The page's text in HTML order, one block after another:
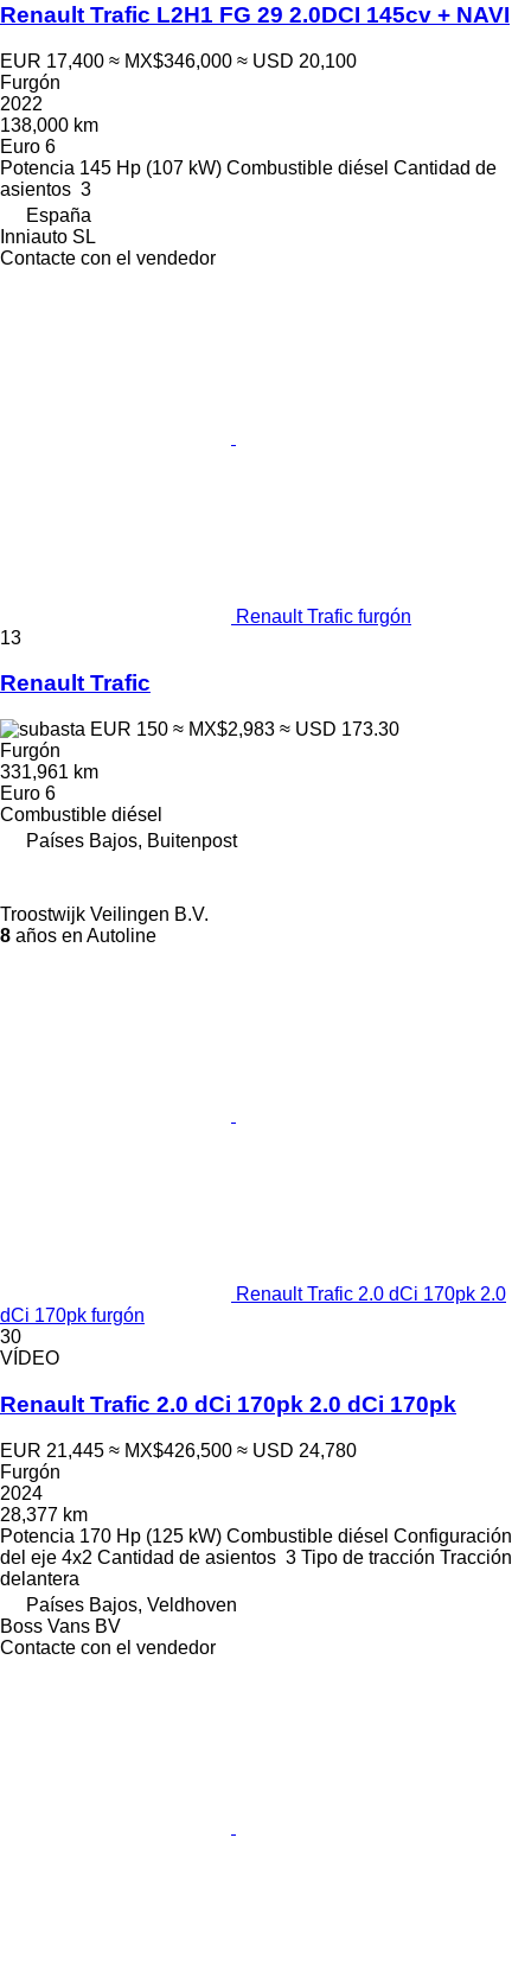
Renault Trafic L2H1 FG 29 2.0DCI 145cv + NAVI
EUR 17,400 ≈ MX$346,000 ≈ USD 20,100
Furgón
2022
138,000 km
Euro 6
Potencia 145 Hp (107 kW) Combustible diésel Cantidad de
asientos 3
España
Inniauto SL
Contacte con el vendedor
Renault Trafic furgón
13
Renault Trafic
EUR 150 ≈ MX$2,983 ≈ USD 173.30
Furgón
331,961 km
Euro 6
Combustible diésel
Países Bajos, Buitenpost
Troostwijk Veilingen B.V.
8 años en Autoline
Renault Trafic 2.0 dCi 170pk 2.0
dCi 170pk furgón
30
VÍDEO
Renault Trafic 2.0 dCi 170pk 2.0 dCi 170pk
EUR 21,445 ≈ MX$426,500 ≈ USD 24,780
Furgón
2024
28,377 km
Potencia 170 Hp (125 kW) Combustible diésel Configuración
del eje 4x2 Cantidad de asientos 3 Tipo de tracción Tracción
delantera
Países Bajos, Veldhoven
Boss Vans BV
Contacte con el vendedor